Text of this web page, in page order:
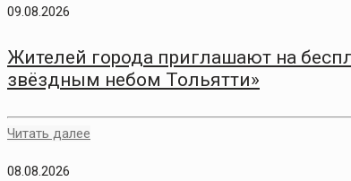
09.08.2026
Жителей города приглашают на
звёздным небом Тольятти»
Читать далее
08.08.2026